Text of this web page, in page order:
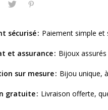
sécurisé Paiement simple et
et assurance Bijoux
sur mesure Bijou unique,
gratuite Livraison offerte,